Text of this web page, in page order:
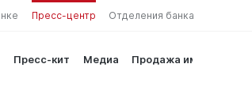
Пресс-центр Отделения банка
Пресс-кит Медиа Продажа имущества